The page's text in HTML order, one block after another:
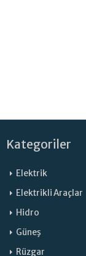
Kategoriler
Elektrik
Elektrikli Araçlar
Hidro
Güneş
Rüzgar